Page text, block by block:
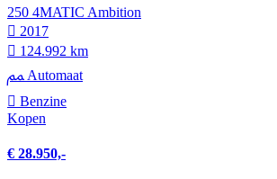
250 4MATIC Ambition
2017
124.992 km
Automaat
Benzine
Kopen
€ 28.950,-